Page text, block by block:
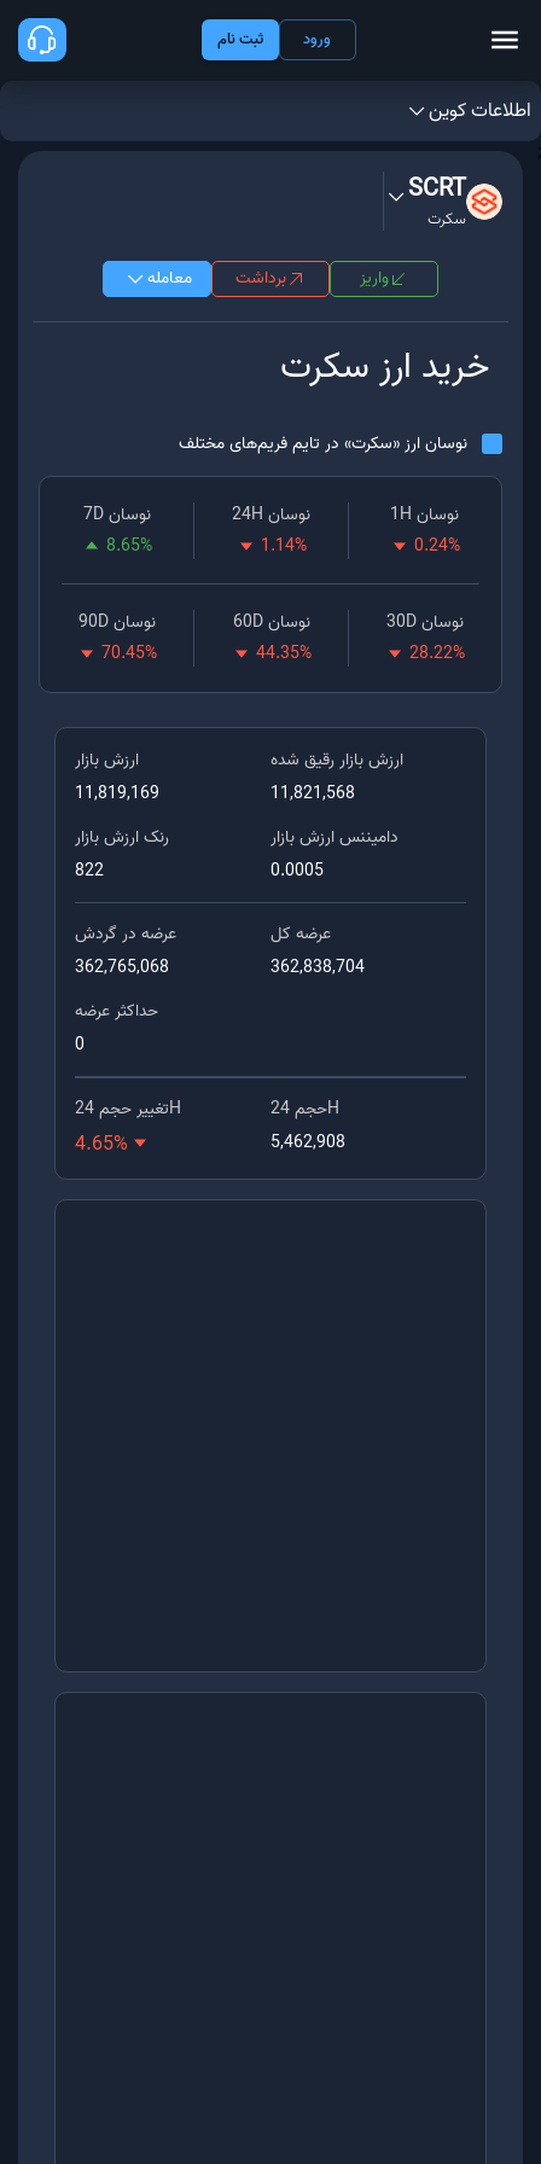
ورود ثبت نام
اطلاعات کوین
;
SCRT
سکرت
واریز برداشت معامله
خرید ارزسکرت
نوسان ارز «سکرت» در تایم فریم‌های مختلف
نوسان 1H
0.24%
نوسان 24H
1.14%
نوسان 7D
8.65%
نوسان 30D
28.22%
نوسان 60D
44.35%
نوسان 90D
70.45%
ارزش بازار
11,819,169
ارزش بازار رقیق شده
11,821,568
رنک ارزش بازار
822
دامیننس ارزش بازار
0.0005
عرضه در گردش
362,765,068
عرضه کل
362,838,704
حداکثر عرضه
0
تغییر حجم 24H
4.65%
حجم 24H
5,462,908